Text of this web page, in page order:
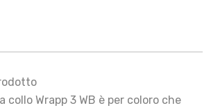
collo Wrapp 3 WB è per coloro che